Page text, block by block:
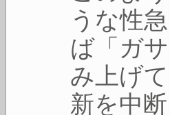
うな性
ば「ガ
み上げ
新を中